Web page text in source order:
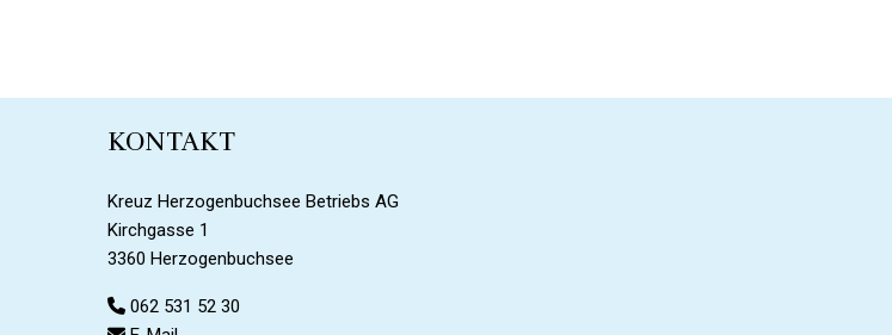
KONTAKT
Kreuz Herzogenbuchsee Betriebs AG
Kirchgasse 1
3360 Herzogenbuchsee
062 531 52 30